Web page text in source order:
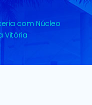
com Núcleo
Vitória